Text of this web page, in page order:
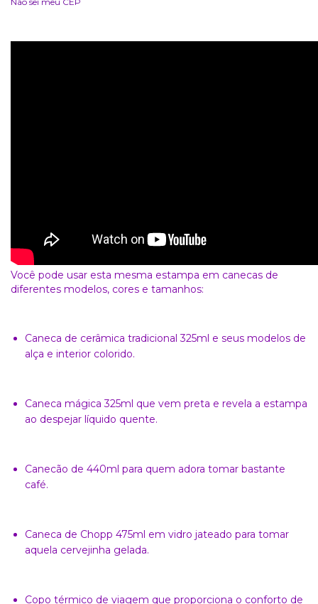
Você pode usar esta mesma estampa em canecas de
diferentes modelos, cores e tamanhos:
Caneca de cerâmica tradicional 325ml e seus modelos de
alça e interior colorido.
Caneca mágica 325ml que vem preta e revela a estampa
ao despejar líquido quente.
Canecão de 440ml para quem adora tomar bastante
café.
Caneca de Chopp 475ml em vidro jateado para tomar
aquela cervejinha gelada.
Copo térmico de viagem que proporciona o conforto de